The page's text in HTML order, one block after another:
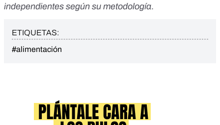
independientes según su metodología.
ETIQUETAS:
#alimentación